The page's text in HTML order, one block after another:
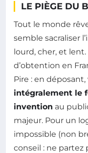
LE PIÈGE DU
Tout le monde
semble sacraliser
lourd, cher, et
d’obtention en
Pire : en
intégralement le
invention au
majeur. Pour un
impossible (non
conseil : ne partez